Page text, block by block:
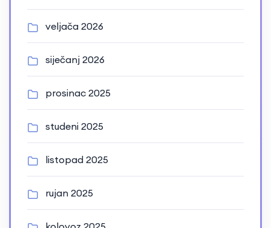
veljača 2026
siječanj 2026
prosinac 2025
studeni 2025
listopad 2025
rujan 2025